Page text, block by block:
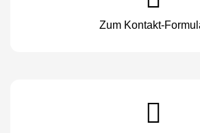
Zum Kontakt-